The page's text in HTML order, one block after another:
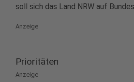
soll sich das Land NRW auf
Anzeige
Prioritäten
Anzeige